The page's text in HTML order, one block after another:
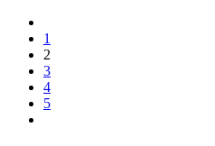
1
2
3
4
5